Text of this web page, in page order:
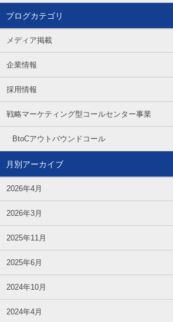
ブログカテゴリ
メディア掲載
企業情報
採用情報
戦略マーケティング型コールセンター事業
BtoCアウトバウンドコール
月別アーカイブ
2026年4月
2026年3月
2025年11月
2025年6月
2024年10月
2024年4月